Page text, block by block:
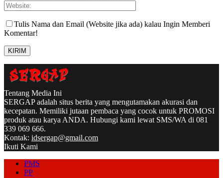
Tulis Nama dan Email (Website jika ada) kalau Ingin Memberi
Komentar!
Tentang Media Ini
SERGAP adalah situs berita yang mengutamakan akurasi dan
kecepatan. Memiliki jutaan pembaca yang cocok untuk PROMOSI
produk atau karya ANDA. Hubungi kami lewat SMS/WA di 081
339 069 666.
Kontak: idsergap@gmail.com
Ikuti Kami
PMS
PP